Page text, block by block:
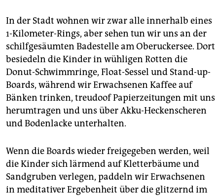
In der Stadt wohnen wir zwar alle innerhalb eines
1-Kilometer-Rings, aber sehen tun wir uns an der
schilfgesäumten Badestelle am Oberuckersee. Dort
besiedeln die Kinder in wühligen Rotten die
Donut-Schwimmringe, Float-Sessel und Stand-up-
Boards, während wir Erwachsenen Kaffee auf
Bänken trinken, treudoof Papierzeitungen mit uns
herumtragen und uns über Akku-Heckenscheren
und Bodenlacke unterhalten.
Wenn die Boards wieder freigegeben werden, weil
die Kinder sich lärmend auf Kletterbäume und
Sandgruben verlegen, paddeln wir Erwachsenen
in meditativer Ergebenheit über die glitzernd im